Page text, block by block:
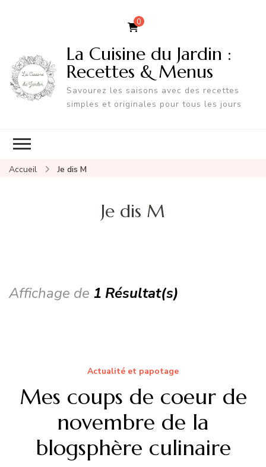
0
La Cuisine du Jardin :
Recettes & Menus
Savourez les saisons avec des recettes
simples et originales pour tous les jours
Accueil Je dis M
Je dis M
Affichage de 1 Résultat(s)
Actualité et papotage
Mes coups de coeur de
novembre de la
blogsphère culinaire